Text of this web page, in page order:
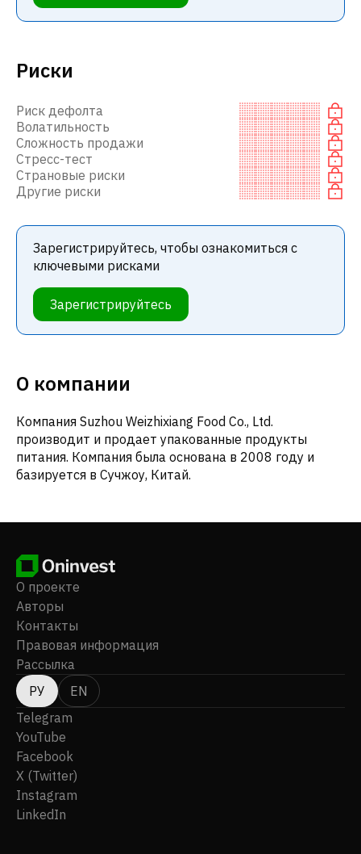
Риски
Риск дефолта
Волатильность
Сложность продажи
Стресс-тест
Страновые риски
Другие риски
Зарегистрируйтесь, чтобы ознакомиться с
ключевыми рисками
Зарегистрируйтесь
О компании
Компания Suzhou Weizhixiang Food Co., Ltd.
производит и продает упакованные продукты
питания. Компания была основана в 2008 году и
базируется в Сучжоу, Китай.
О проекте
Авторы
Контакты
Правовая информация
Рассылка
РУ
EN
Telegram
YouTube
Facebook
X (Twitter)
Instagram
LinkedIn